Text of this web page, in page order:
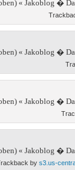
« Jakoblog �
« Jakoblog �
« Jakoblog �
« Jakoblog �
by s3.us-